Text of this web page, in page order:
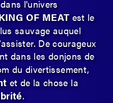
l'univers
OF MEATest le
sauvage auquel
De courageux
dans les donjons de
du divertissement,
et de la chose la
.